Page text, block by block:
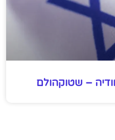
– שטוקהולם